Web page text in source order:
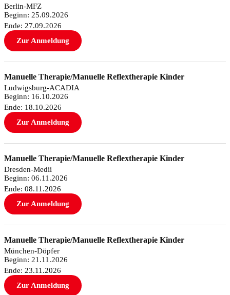
Berlin-MFZ
Beginn: 25.09.2026
Ende: 27.09.2026
Zur Anmeldung
Manuelle Therapie/Manuelle Reflextherapie Kinder
Ludwigsburg-ACADIA
Beginn: 16.10.2026
Ende: 18.10.2026
Zur Anmeldung
Manuelle Therapie/Manuelle Reflextherapie Kinder
Dresden-Medii
Beginn: 06.11.2026
Ende: 08.11.2026
Zur Anmeldung
Manuelle Therapie/Manuelle Reflextherapie Kinder
München-Döpfer
Beginn: 21.11.2026
Ende: 23.11.2026
Zur Anmeldung